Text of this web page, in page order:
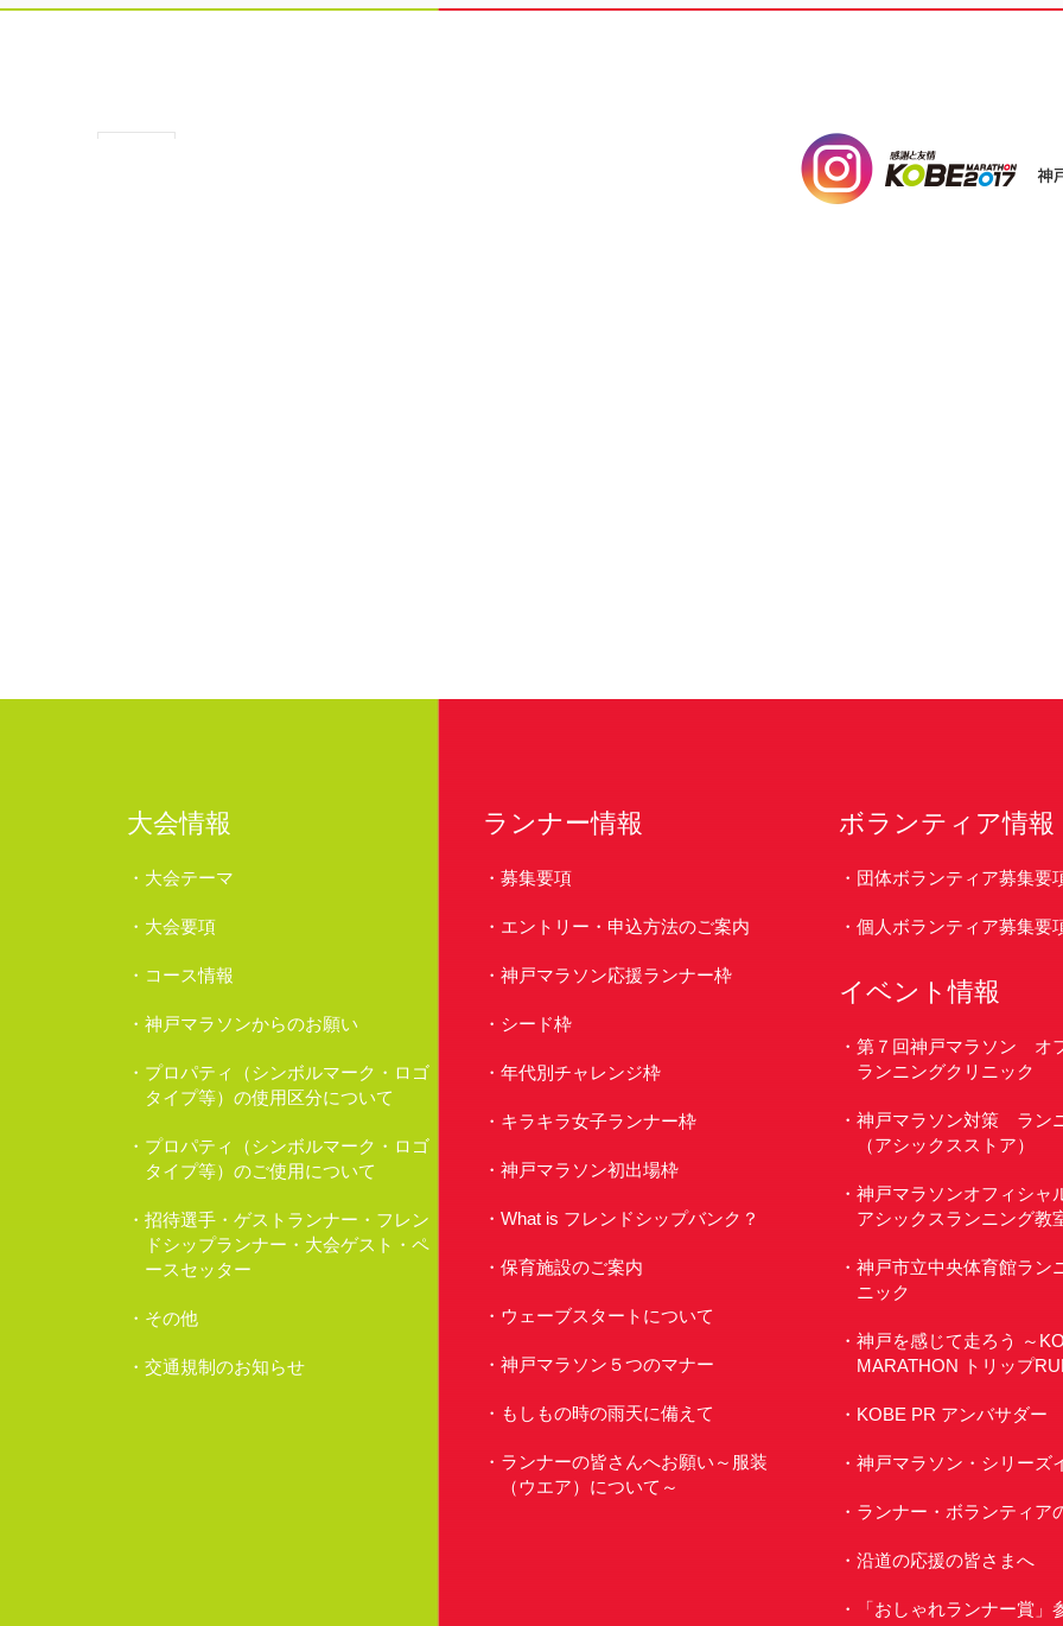
大会情報
大会テーマ
大会要項
コース情報
神戸マラソンからのお願い
プロパティ（シンボルマーク・ロゴ
タイプ等）の使用区分について
プロパティ（シンボルマーク・ロゴ
タイプ等）のご使用について
招待選手・ゲストランナー・フレン
ドシップランナー・大会ゲスト・ペ
ースセッター
その他
交通規制のお知らせ
ランナー情報
募集要項
エントリー・申込方法のご案内
神戸マラソン応援ランナー枠
シード枠
年代別チャレンジ枠
キラキラ女子ランナー枠
神戸マラソン初出場枠
What is フレンドシップバンク？
保育施設のご案内
ウェーブスタートについて
神戸マラソン５つのマナー
もしもの時の雨天に備えて
ランナーの皆さんへお願い～服装
（ウエア）について～
ボランティア情報
団体ボランティア募集要
個人ボランティア募集要
イベント情報
第７回神戸マラソン オ
ランニングクリニック
神戸マラソン対策 ラン
（アシックスストア）
神戸マラソンオフィシャ
アシックスランニング教
神戸市立中央体育館ラン
ニック
神戸を感じて走ろう ～
MARATHON トリップ
KOBE PR アンバサダー
神戸マラソン・シリーズ
ランナー・ボランティア
沿道の応援の皆さまへ
「おしゃれランナー賞」